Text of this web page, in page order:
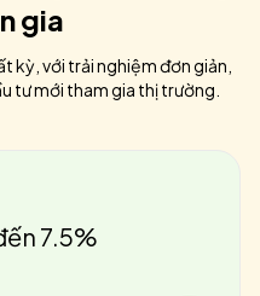
gia
kỳ, với trải nghiệm đơn giản,
tư mới tham gia thị trường.
7.5%